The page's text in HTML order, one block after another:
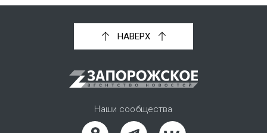
НАВЕРХ
Наши сообщества